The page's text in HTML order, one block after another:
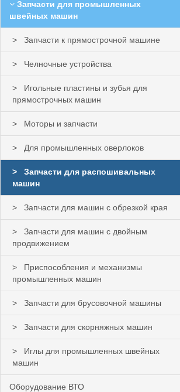
Запчасти для промышленных
швейных машин
Запчасти к прямострочной машине
Челночные устройства
Игольные пластины и зубья для
прямострочных машин
Моторы и запчасти
Для промышленных оверлоков
Запчасти для распошивальных
машин
Запчасти для машин с обрезкой края
Запчасти для машин с двойным
продвижением
Приспособления и механизмы
промышленных машин
Запчасти для брусовочной машины
Запчасти для скорняжных машин
Иглы для промышленных швейных
машин
Оборудование ВТО